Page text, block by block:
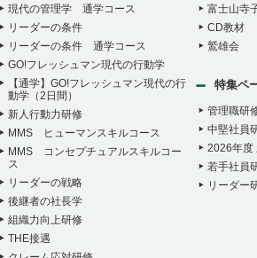
現代の管理学 通学コース
リーダーの条件
リーダーの条件 通学コース
GO!フレッシュマン現代の行動学
【通学】GO!フレッシュマン現代の行
動学（2日間）
新人行動力研修
MMS ヒューマンスキルコース
MMS コンセプチュアルスキルコー
ス
リーダーの戦略
後継者の社長学
組織力向上研修
THE接遇
富士山寺
CD教材
鷲雄会
特集ペ
管理職研
中堅社員
2026年度
若手社員
リーダー